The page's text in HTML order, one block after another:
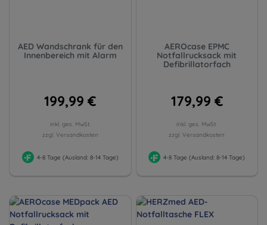
AED Wandschrank für den
Innenbereich mit Alarm
199,99 €
inkl. ges. MwSt.
zzgl. Versandkosten
4-8 Tage (Ausland: 8-14 Tage)
AEROcase EPMC
Notfallrucksack mit
Defibrillatorfach
179,99 €
inkl. ges. MwSt.
zzgl. Versandkosten
4-8 Tage (Ausland: 8-14 Tage)